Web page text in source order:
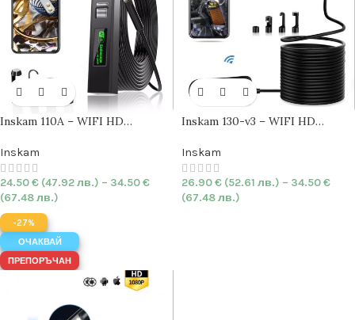
Inskam 110A – WIFI HD
1200P | IP68
Inskam
24.50€ (47.92 лв.) – 34.50€
(67.48 лв.)
Inskam 130-v3 – WIFI HD
HARD| 1080P | IP68
Inskam
26.90€ (52.61 лв.) – 34.50€
(67.48 лв.)
-27%
ОЧАКВАЙ
ПРЕПОРЪЧАН